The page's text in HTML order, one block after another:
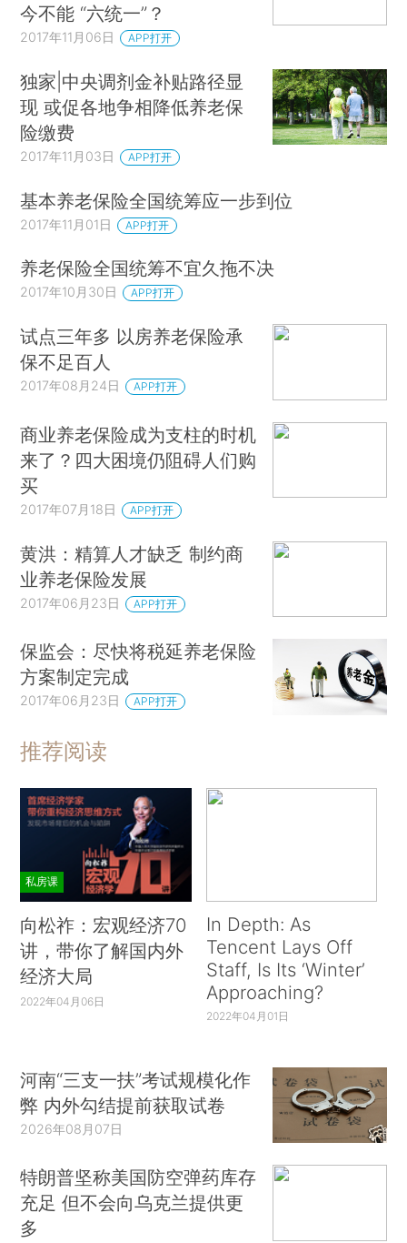
今不能 “六统一”？
2017年11月06日 APP打开
独家|中央调剂金补贴路径显
现 或促各地争相降低养老保
险缴费
2017年11月03日 APP打开
基本养老保险全国统筹应一步到位
2017年11月01日 APP打开
养老保险全国统筹不宜久拖不决
2017年10月30日 APP打开
试点三年多 以房养老保险承
保不足百人
2017年08月24日 APP打开
商业养老保险成为支柱的时机
来了？四大困境仍阻碍人们购
买
2017年07月18日 APP打开
黄洪：精算人才缺乏 制约商
业养老保险发展
2017年06月23日 APP打开
保监会：尽快将税延养老保险
方案制定完成
2017年06月23日 APP打开
推荐阅读
私房课
向松祚：宏观经济70
讲，带你了解国内外
经济大局
2022年04月06日
In Depth: As
Tencent Lays Off
Staff, Is Its ‘Winter’
Approaching?
2022年04月01日
河南“三支一扶”考试规模化作
弊 内外勾结提前获取试卷
2026年08月07日
特朗普坚称美国防空弹药库存
充足 但不会向乌克兰提供更
多